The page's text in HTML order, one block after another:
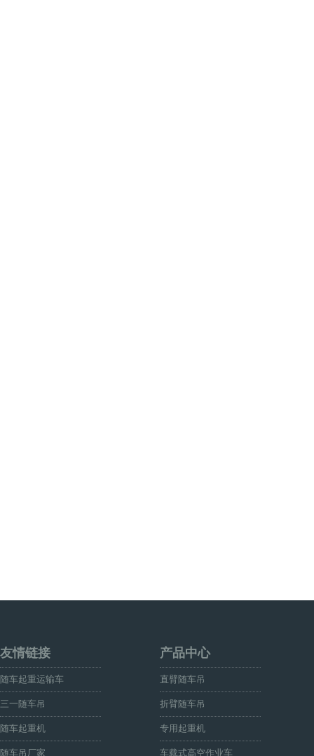
友情链接
随车起重运输车
三一随车吊
随车起重机
随车吊厂家
产品中心
直臂随车吊
折臂随车吊
专用起重机
车载式高空作业车